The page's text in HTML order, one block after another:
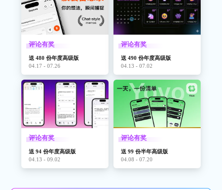
评论有奖
送 480 份年度高级版
04.17 - 07.26
评论有奖
送 490 份年度高级版
04.13 - 07.02
评论有奖
送 94 份年度高级版
04.13 - 09.02
评论有奖
送 99 份半年高级版
04.08 - 07.20